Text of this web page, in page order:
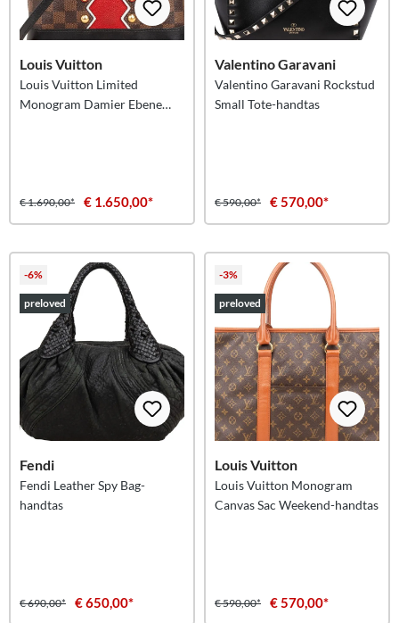
Louis Vuitton
Louis Vuitton Limited
Monogram Damier Ebene
€ 1.690,00* € 1.650,00*
Valentino Garavani
Valentino Garavani Rockstud
Small Tote-handtas
€ 590,00* € 570,00*
-6%
preloved
Fendi
Fendi Leather Spy Bag-
handtas
€ 690,00* € 650,00*
-3%
preloved
Louis Vuitton
Louis Vuitton Monogram
Canvas Sac Weekend-handtas
€ 590,00* € 570,00*